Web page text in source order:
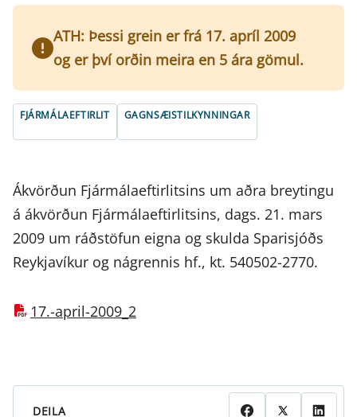
ATH: Þessi grein er frá 17. apríl 2009
og er því orðin meira en 5 ára gömul.
FJÁRMÁLAEFTIRLIT GAGNSÆISTILKYNNINGAR
Ákvörðun Fjármálaeftirlitsins um aðra breytingu
á ákvörðun Fjármálaeftirlitsins, dags. 21. mars
2009 um ráðstöfun eigna og skulda Sparisjóðs
Reykjavíkur og nágrennis hf., kt. 540502-2770.
17.-april-2009_2
DEILA